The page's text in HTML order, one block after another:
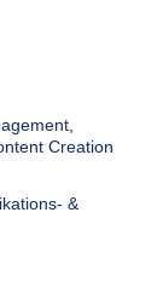
,
Creation
&